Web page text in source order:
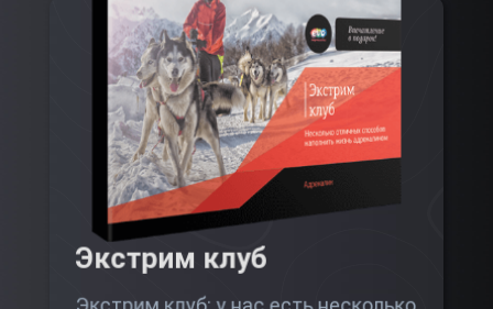
Экстрим клуб